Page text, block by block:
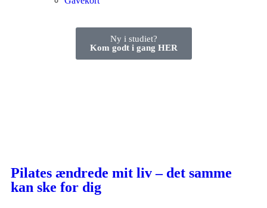
Ny i studiet?
Kom godt i gang HER
Pilates ændrede mit liv – det samme
kan ske for dig